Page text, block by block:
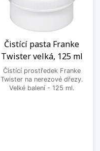
Čistící pasta Franke
Twister velká, 125 ml
Čistící prostředek Franke
Twister na nerezové dřezy.
Velké balení - 125 ml.